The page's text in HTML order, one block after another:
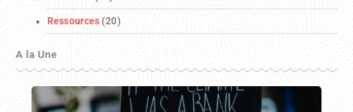
Ressources (20)
A la Une